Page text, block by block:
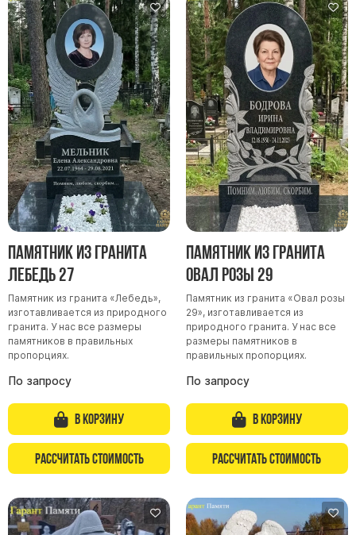
Памятник из гранита
Лебедь 27
Памятник из гранита «Лебедь»,
изготавливается из природного
гранита. У нас все размеры
памятников в правильных
пропорциях.
По запросу
В корзину
Рассчитать стоимость
Памятник из гранита
Овал розы 29
Памятник из гранита «Овал розы
29», изготавливается из
природного гранита. У нас все
размеры памятников в
правильных пропорциях.
По запросу
В корзину
Рассчитать стоимость